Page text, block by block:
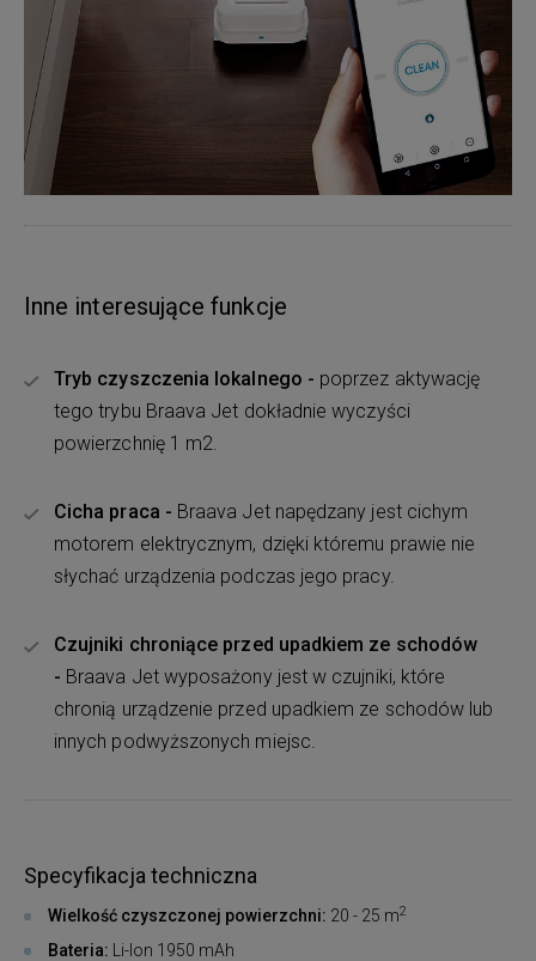
Inne interesujące funkcje
Tryb czyszczenia lokalnego - poprzez aktywację
tego trybu Braava Jet dokładnie wyczyści
powierzchnię 1 m2.
Cicha praca - Braava Jet napędzany jest cichym
motorem elektrycznym, dzięki któremu prawie nie
słychać urządzenia podczas jego pracy.
Czujniki chroniące przed upadkiem ze schodów
- Braava Jet wyposażony jest w czujniki, które
chronią urządzenie przed upadkiem ze schodów lub
innych podwyższonych miejsc.
Specyfikacja techniczna
Wielkość czyszczonej powierzchni: 20 - 25 m2
Bateria:
Li-Ion 1950 mAh